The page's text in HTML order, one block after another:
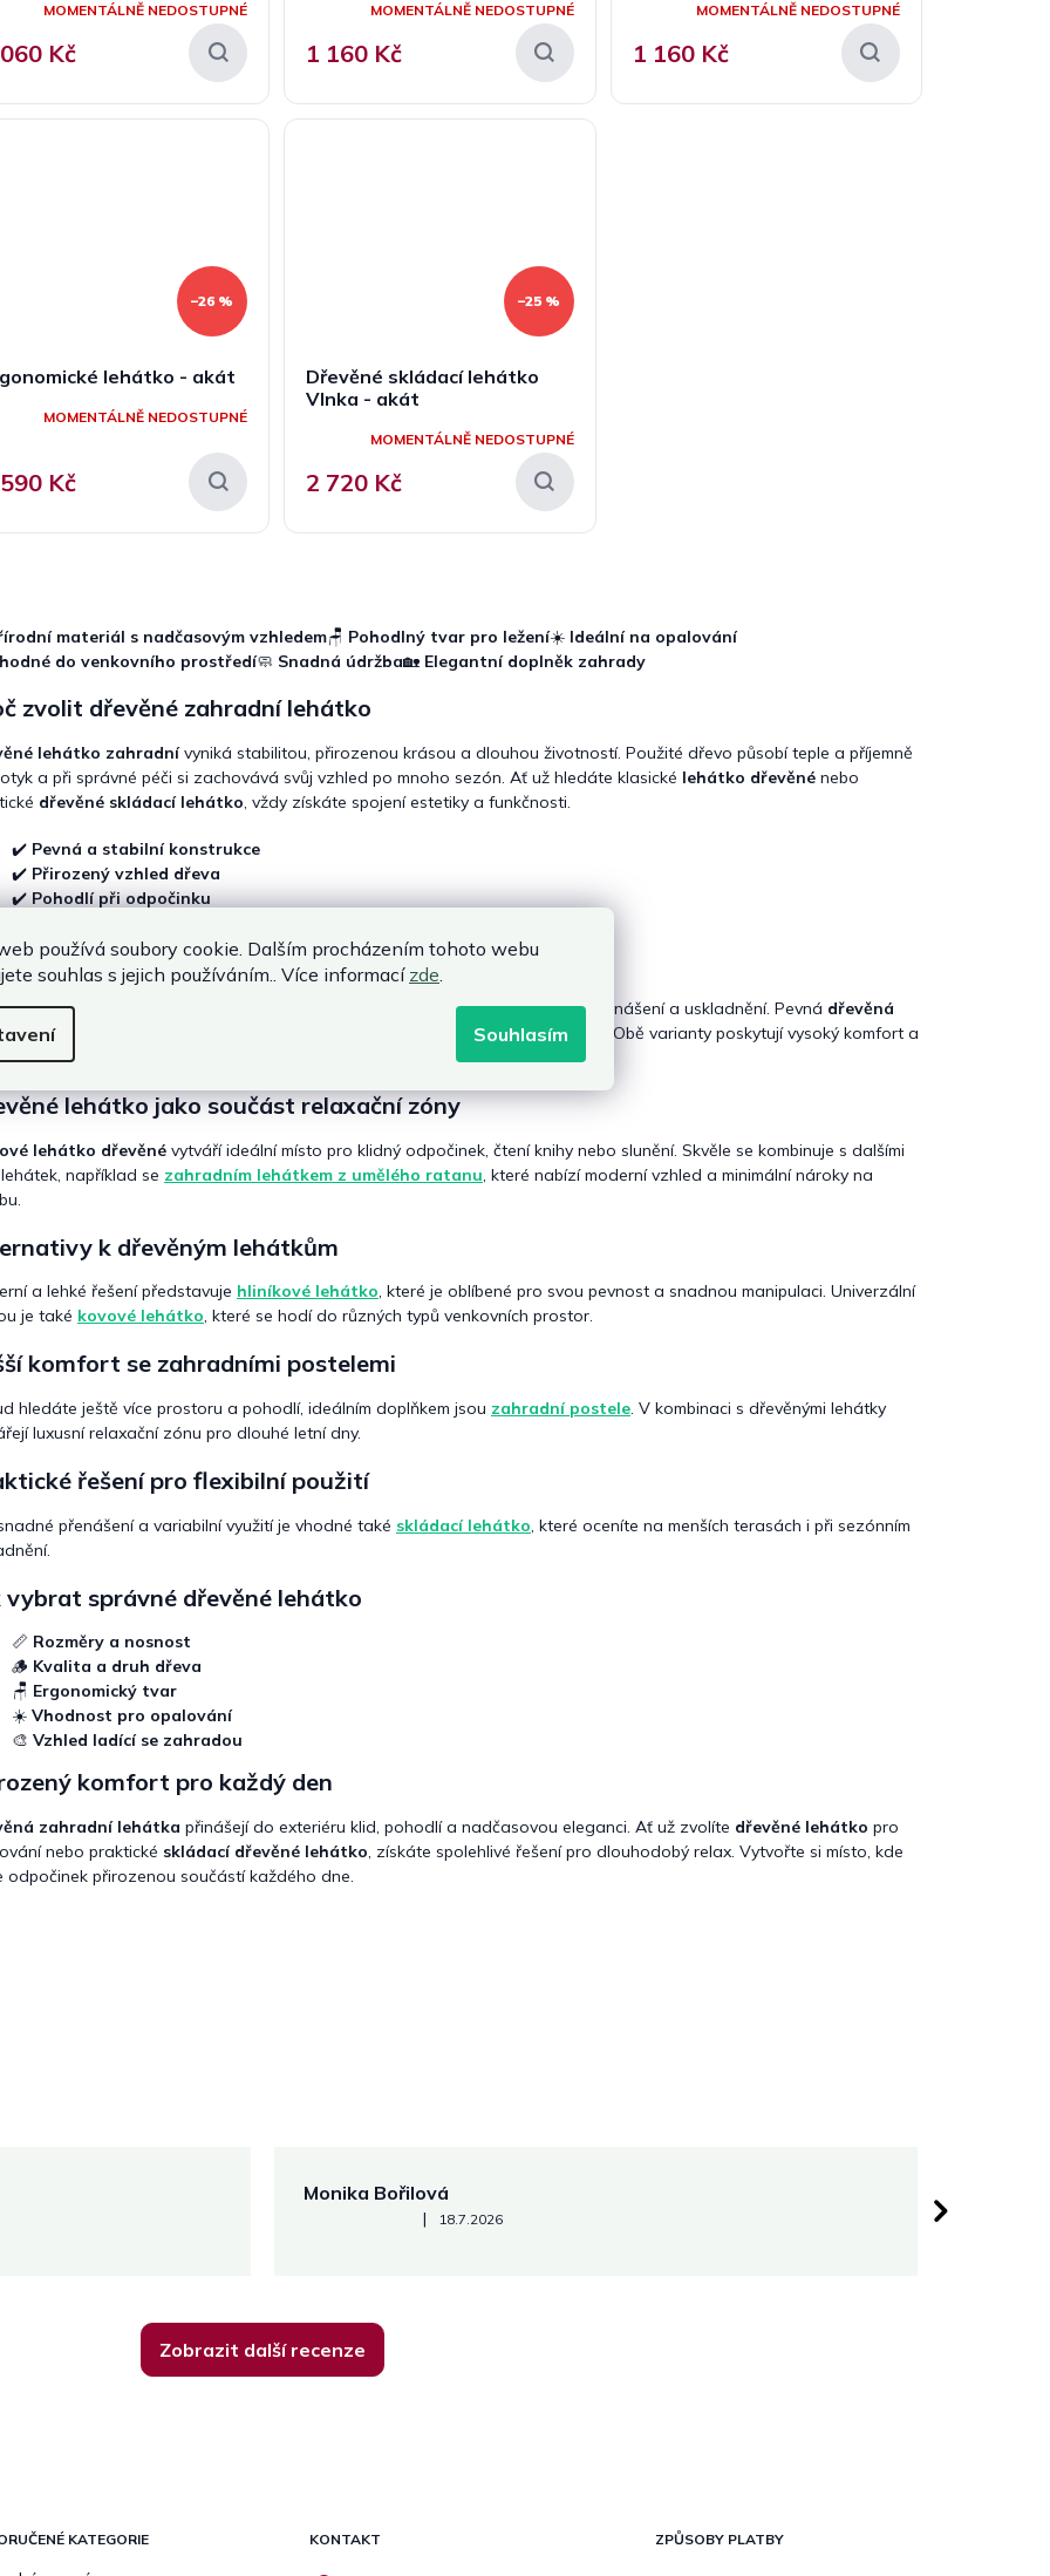
používá soubory cookie. Dalším procházením tohoto webu
souhlas s jejich používáním.. Více informací zde
Souhlasím
MOMENTÁLNĚ NEDOSTUPNÉ
Kč
MOMENTÁLNĚ NEDOSTUPNÉ
1 160 Kč
MOMENTÁLNĚ NEDOSTUPNÉ
1 160 Kč
–26 %
lehátko - akát
MOMENTÁLNĚ NEDOSTUPNÉ
Kč
–25 %
Dřevěné skládací lehátko
Vlnka - akát
MOMENTÁLNĚ NEDOSTUPNÉ
2 720 Kč
á
d
p
r
v
ý
p
i
s
materiál s nadčasovým vzhledem🪑 Pohodlný tvar pro ležení☀️ Ideální na opalování
do venkovního prostředí🧼 Snadná údržba🏡 Elegantní doplněk zahrady
zvolit dřevěné zahradní lehátko
lehátko zahradnívyniká stabilitou, přirozenou krásou a dlouhou životností. Použité dřevo působí teple a příjemně
a při správné péči si zachovává svůj vzhled po mnoho sezón. Ať už hledáte klasické lehátko dřevěné nebo
dřevěné skládací lehátko , vždy získáte spojení estetiky a funkčnosti.
✔️ Pevná a stabilní konstrukce
✔️ Přirozený vzhled dřeva
✔️Pohodlí při odpočinku
i pevná dřevěná lehátka
najdete také , které je praktické pro snadné přenášení a uskladnění. Pevná dřevěná
lehátka
jsou naopak ideální pro trvalé umístění na terase nebo u bazénu. Obě varianty poskytují vysoký komfort a
styl.
lehátko jako součást relaxační zóny
lehátko dřevěné vytváří ideální místo pro klidný odpočinek, čtení knihy nebo slunění. Skvěle se kombinuje s dalšími
například se zahradním lehátkem z umělého ratanu, které nabízí moderní vzhled a minimální nároky na
k dřevěným lehátkům
a lehké řešení představuje hliníkové lehátko, které je oblíbené pro svou pevnost a snadnou manipulaci. Univerzální
je také kovové lehátko, které se hodí do různých typů venkovních prostor.
komfort se zahradními postelemi
hledáte ještě více prostoru a pohodlí, ideálním doplňkem jsou zahradní postele. V kombinaci s dřevěnými lehátky
luxusní relaxační zónu pro dlouhé letní dny.
řešení pro flexibilní použití
přenášení a variabilní využití je vhodné také skládací lehátko , které oceníte na menších terasách i při sezónním
vybrat správné dřevěné lehátko
📏 Rozměry a nosnost
🪵 Kvalita a druh dřeva
🪑 Ergonomický tvar
☀️ Vhodnost pro opalování
🎨 Vzhled ladící se zahradou
komfort pro každý den
zahradní lehátka přinášejí do exteriéru klid, pohodlí a nadčasovou eleganci. Ať už zvolíte dřevěné lehátko pro
nebo praktické skládací dřevěné lehátko, získáte spolehlivé řešení pro dlouhodobý relax. Vytvořte si místo, kde
odpočinek přirozenou součástí každého dne.
Monika Bořilová
Hodnocení obchodu je 5 z 5 hvězdiček.
| 18.7.2026
Zobrazit další recenze
KATEGORIE KONTAKT ZPŮSOBY PLATBY